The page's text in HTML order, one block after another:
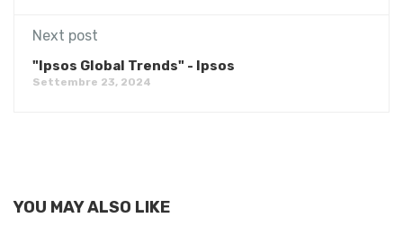
Next post
"Ipsos Global Trends" - Ipsos
Settembre 23, 2024
YOU MAY ALSO LIKE